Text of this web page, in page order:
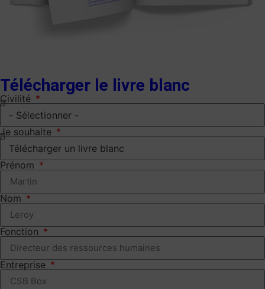
Télécharger le livre blanc
Civilité
Je souhaite
Prénom
Nom
Fonction
Entreprise